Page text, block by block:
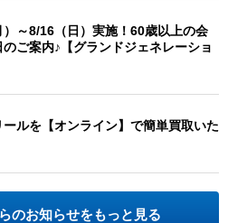
～8/16（日）実施！60歳以上の会
ご案内♪【グランドジェネレーショ
ルを【オンライン】で簡単買取いた
のお知らせをもっと見る